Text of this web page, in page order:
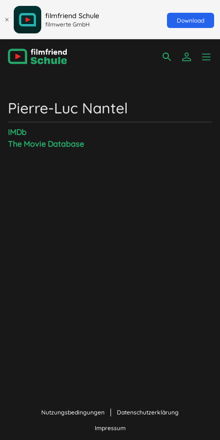
filmfriend Schule
filmwerte GmbH
Download
Pierre-Luc Nantel
IMDb
The Movie Database
Nutzungsbedingungen Datenschutzerklärung
Impressum